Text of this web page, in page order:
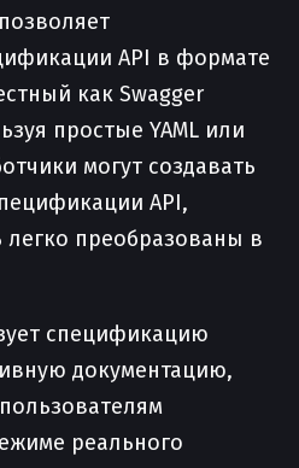
API в формате
как Swagger
простые YAML или
могут создавать
API,
легко преобразованы в
спецификацию
документацию,
реального